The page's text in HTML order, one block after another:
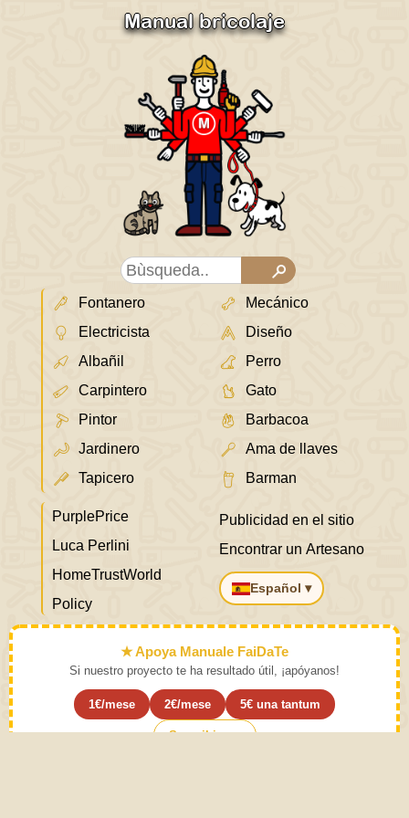
Manual bricolaje
Fontanero
Electricista
Albañil
Carpintero
Pintor
Jardinero
Tapicero
Mecánico
Diseño
Perro
Gato
Barbacoa
Ama de llaves
Barman
PurplePrice
Luca Perlini
HomeTrustWorld
Policy
Publicidad en el sitio
Encontrar un Artesano
Español ▾
★ Apoya Manuale FaiDaTe
Si nuestro proyecto te ha resultado útil, ¡apóyanos!
1€/mese 2€/mese 5€ una tantum
Suscribirse ›